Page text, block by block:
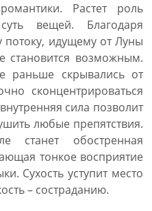
Растет роль
вещей. Благодаря
идущему от Луны
становится возможным.
раньше скрывались от
сконцентрироваться
сила позволит
любые препятствия.
станет обостренная
тонкое восприятие
Сухость уступит место
– состраданию.